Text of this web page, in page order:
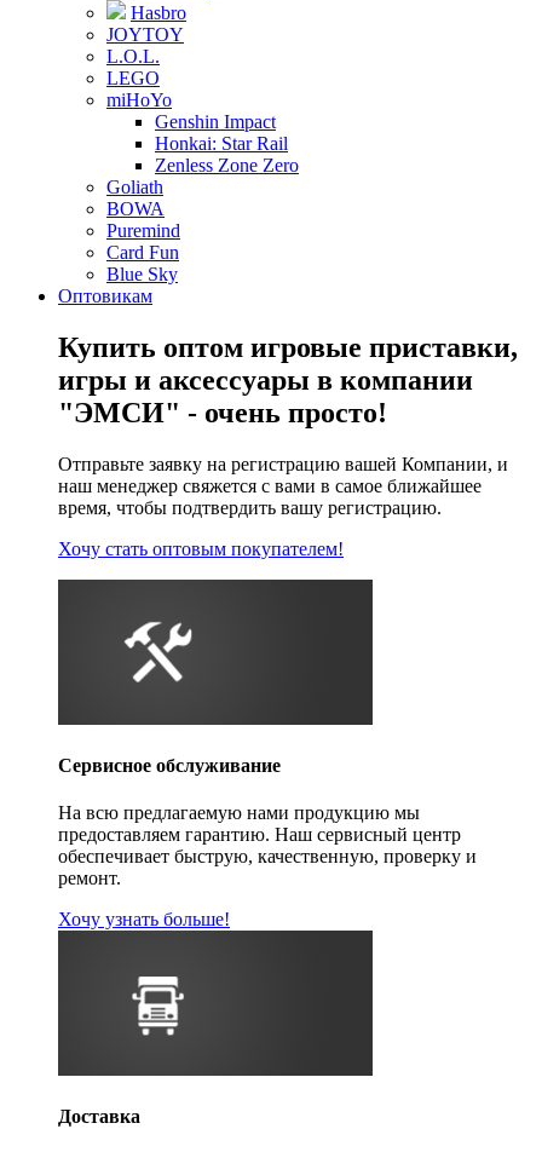
Hasbro
JOYTOY
L.O.L.
LEGO
miHoYo
Genshin Impact
Honkai: Star Rail
Zenless Zone Zero
Goliath
BOWA
Puremind
Card Fun
Blue Sky
Оптовикам
Купить оптом игровые приставки,
игры и аксессуары в компании
"ЭМСИ" - очень просто!
Отправьте заявку на регистрацию вашей Компании, и
наш менеджер свяжется с вами в самое ближайшее
время, чтобы подтвердить вашу регистрацию.
Хочу стать оптовым покупателем!
Сервисное обслуживание
На всю предлагаемую нами продукцию мы
предоставляем гарантию. Наш сервисный центр
обеспечивает быструю, качественную, проверку и
ремонт.
Хочу узнать больше!
Доставка